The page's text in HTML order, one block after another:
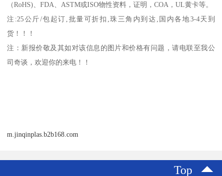
（RoHS) 、FDA ASTM或ISO物性资料，证明，COA ，UL黄卡等。
注 :25公斤/包起订 批量可折扣 珠三角内到达 国内各地3-4天到
货！！！
注：新报价敬及其如对该信息的图片和价格有问题，请电联至我公
司奇谈，欢迎你的来电！！
m.jinqinplas.b2b168.com
Top